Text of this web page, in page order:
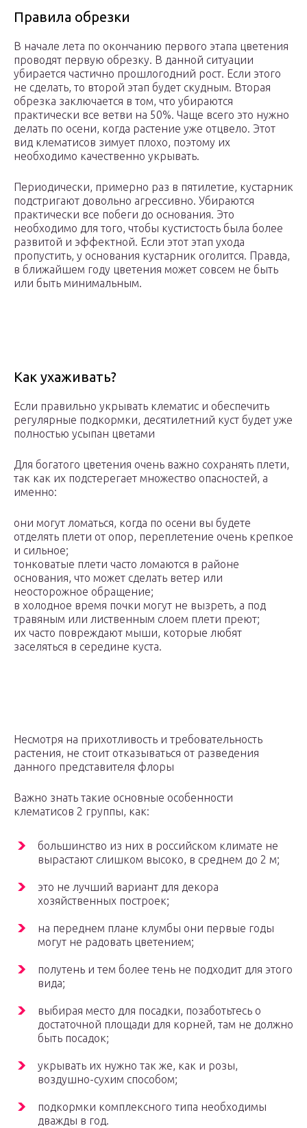
Правила обрезки
В начале лета по окончанию первого этапа цветения
проводят первую обрезку. В данной ситуации
убирается частично прошлогодний рост. Если этого
не сделать, то второй этап будет скудным. Вторая
обрезка заключается в том, что убираются
практически все ветви на 50%. Чаще всего это нужно
делать по осени, когда растение уже отцвело. Этот
вид клематисов зимует плохо, поэтому их
необходимо качественно укрывать.
Периодически, примерно раз в пятилетие, кустарник
подстригают довольно агрессивно. Убираются
практически все побеги до основания. Это
необходимо для того, чтобы кустистость была более
развитой и эффектной. Если этот этап ухода
пропустить, у основания кустарник оголится. Правда,
в ближайшем году цветения может совсем не быть
или быть минимальным.
Как ухаживать?
Если правильно укрывать клематис и обеспечить
регулярные подкормки, десятилетний куст будет уже
полностью усыпан цветами
Для богатого цветения очень важно сохранять плети,
так как их подстерегает множество опасностей, а
именно:
они могут ломаться, когда по осени вы будете
отделять плети от опор, переплетение очень крепкое
и сильное;
тонковатые плети часто ломаются в районе
основания, что может сделать ветер или
неосторожное обращение;
в холодное время почки могут не вызреть, а под
травяным или лиственным слоем плети преют;
их часто повреждают мыши, которые любят
заселяться в середине куста.
Несмотря на прихотливость и требовательность
растения, не стоит отказываться от разведения
данного представителя флоры
Важно знать такие основные особенности
клематисов 2 группы, как:
большинство из них в российском климате не
вырастают слишком высоко, в среднем до 2 м;
это не лучший вариант для декора
хозяйственных построек;
на переднем плане клумбы они первые годы
могут не радовать цветением;
полутень и тем более тень не подходит для этого
вида;
выбирая место для посадки, позаботьтесь о
достаточной площади для корней, там не должно
быть посадок;
укрывать их нужно так же, как и розы,
воздушно-сухим способом;
подкормки комплексного типа необходимы
дважды в год.